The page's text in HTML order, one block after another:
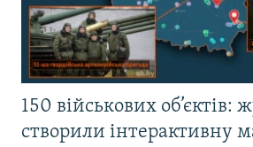
150 військових об’єктів:
створили інтерактивну